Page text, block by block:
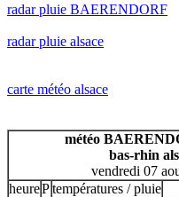
météo
H
I J K L M
N
T
U
V
W X Y Z
radar pluie BAERENDORF
radar pluie alsace
carte météo alsace
météo
bas-rhin
vendredi 07
heurePtempératures / pluie